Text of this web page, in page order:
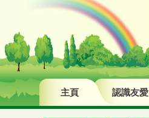
主頁 認識友愛